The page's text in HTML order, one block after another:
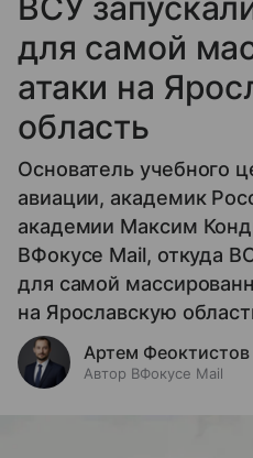
для самой
атаки на
область
Основатель учебного
авиации, академик
академии Максим
ВФокусе Mail, откуда
для самой
на Ярославскую
Артем Феоктистов
Автор ВФокусе Mail